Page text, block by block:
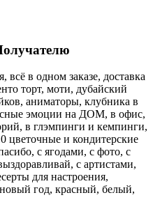
в одном заказе, доставка
торт, моти, дубайский
аниматоры, клубника в
эмоции на ДОМ, в офис,
в глэмпинги и кемпинги,
цветочные и кондитерские
с ягодами, с фото, с
с артистами,
для настроения,
новый год, красный, белый,